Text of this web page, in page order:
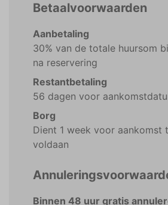
Betaalvoorwaarden
Aanbetaling
30% van de totale huursom
na reservering
Restantbetaling
56 dagen voor
Borg
Dient 1 week voor aankomst
voldaan
Binnen 48 uur gratis